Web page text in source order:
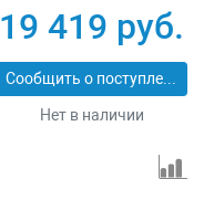
набором аксессуаров
Зубр КП-200-24 Н6
19 419 руб.
Сообщить о поступлении
Нет в наличии